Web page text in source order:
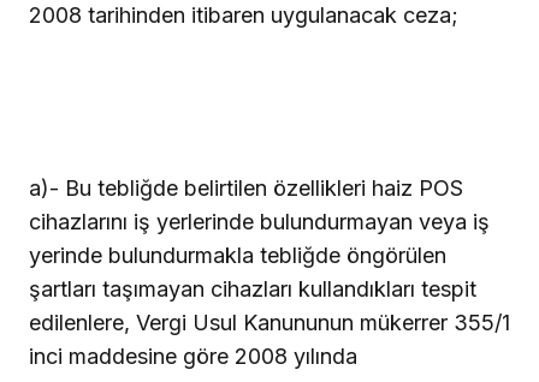
2008 tarihinden itibaren uygulanacak ceza;
a)- Bu tebliğde belirtilen özellikleri haiz POS
cihazlarını iş yerlerinde bulundurmayan veya iş
yerinde bulundurmakla tebliğde öngörülen
şartları taşımayan cihazları kullandıkları tespit
edilenlere, Vergi Usul Kanununun mükerrer 355/1
inci maddesine göre 2008 yılında